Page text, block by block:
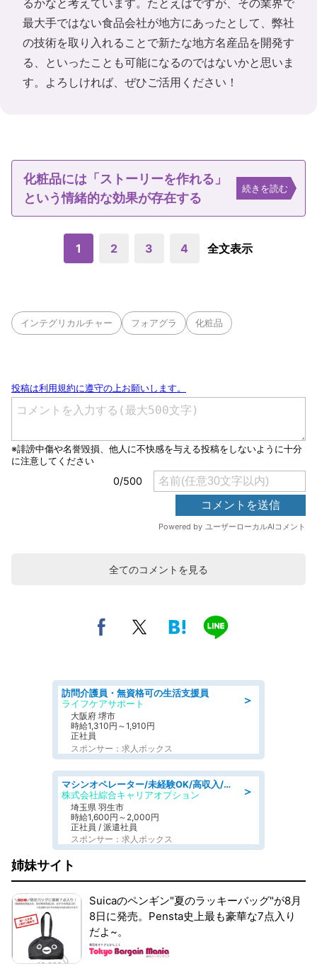
るかなと考えています。たとえばですが、その業界で
最大手ではない食品会社が地方にあったとして、弊社
の技術を取り入れることで新たな地方名産品を開発す
る、といったことも可能になるのではないかと思いま
す。よろしければ、ぜひご活用ください！
化粧品には「ストーリーを作れる」
という情緒的な効果が存在する
続きを読む
1 2 3 4 全文表示
インテグリカルチャー フォアグラ 化粧品
全てのコメントを見る
＞
訪問介護員・無資格可の生活支援員
ライフケアサポート
大阪府 堺市
時給1,310円～1,910円
正社員
スポンサー：求人ボックス
＞
マシンオペレーター/未経験OK/高収入/日払いOK/寮費無料/交替制
株式会社綜合キャリアオプション
埼玉県 羽生市
時給1,600円～2,000円
正社員 / 派遣社員
スポンサー：求人ボックス
姉妹サイト
Suicaのペンギン"夏のラッキーバッグ"が8月
8日に発売。Pensta史上最も豪華な7点入り
だよ~。